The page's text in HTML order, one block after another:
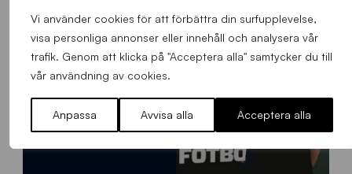
Vi använder cookies för att förbättra din surfupplevelse,
visa personliga annonser eller innehåll och analysera vår
trafik. Genom att klicka på "Acceptera alla" samtycker du till
vår användning av cookies.
Anpassa Avvisa alla Acceptera alla